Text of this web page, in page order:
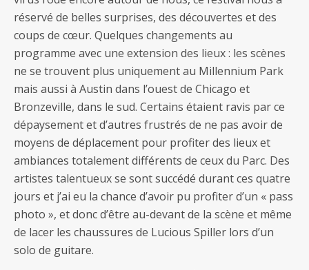
réservé de belles surprises, des découvertes et des
coups de cœur. Quelques changements au
programme avec une extension des lieux : les scènes
ne se trouvent plus uniquement au Millennium Park
mais aussi à Austin dans l’ouest de Chicago et
Bronzeville, dans le sud. Certains étaient ravis par ce
dépaysement et d’autres frustrés de ne pas avoir de
moyens de déplacement pour profiter des lieux et
ambiances totalement différents de ceux du Parc. Des
artistes talentueux se sont succédé durant ces quatre
jours et j’ai eu la chance d’avoir pu profiter d’un « pass
photo », et donc d’être au-devant de la scène et même
de lacer les chaussures de Lucious Spiller lors d’un
solo de guitare.